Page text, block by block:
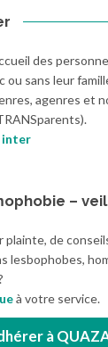
des
ou sans leur
agenres et
inter
–
plainte, de
lesbophobes,
à votre service.
à